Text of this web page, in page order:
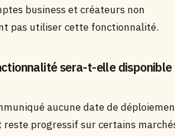
business et créateurs non
pas utiliser cette fonctionnalité.
sera-t-elle disponible
aucune date de
progressif sur certains